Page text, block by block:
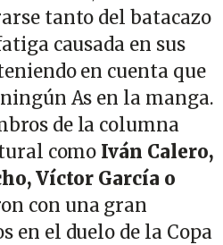
tanto del batacazo
causada en sus
en cuenta que
As en la manga.
de la columna
como Iván Calero,
Víctor García o
con una gran
en el duelo de la Copa